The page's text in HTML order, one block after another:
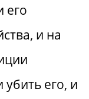
его
и на
его, и